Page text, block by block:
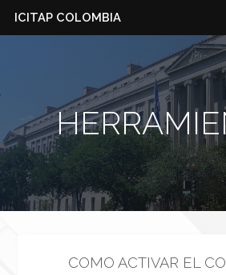
ICITAP COLOMBIA
COMO ACTIVAR EL